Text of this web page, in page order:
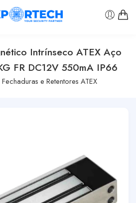
Intrínseco ATEX Aço
FR DC12V 550mA IP66
Fechaduras e Retentores ATEX